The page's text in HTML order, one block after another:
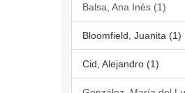
Balsa, Ana Inés (1)
Bloomfield, Juanita (1)
Cid, Alejandro (1)